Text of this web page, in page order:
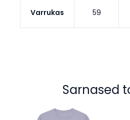
Varrukas 59
Sarnased